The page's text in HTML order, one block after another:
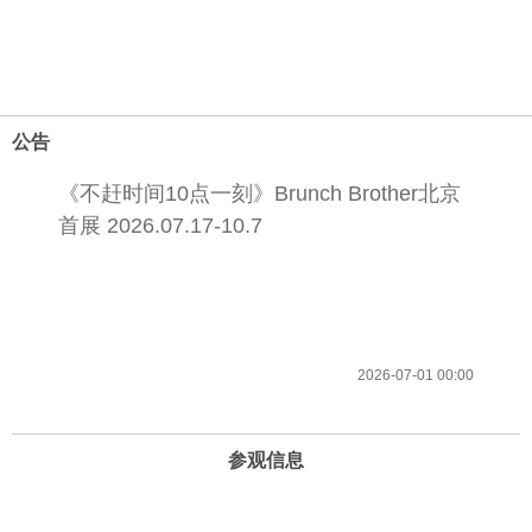
公告
《不赶时间10点一刻》Brunch Brother北京
首展 2026.07.17-10.7
2026-07-01 00:00
参观信息